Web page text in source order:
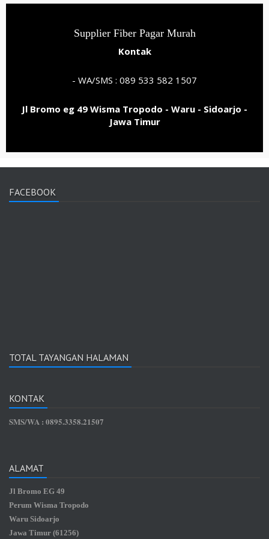
Supplier Fiber Pagar Murah
Kontak
- WA/SMS : 089 533 582 1507
Jl Bromo eg 49 Wisma Tropodo - Waru - Sidoarjo -
Jawa Timur
FACEBOOK
TOTAL TAYANGAN HALAMAN
KONTAK
SMS/WA : 0895.3358.21507
ALAMAT
Jl Bromo EG 49
Perum Wisma Tropodo
Waru Sidoarjo
Jawa Timur (61256)